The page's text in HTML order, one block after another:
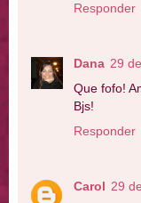
Responder
Dana 29
Que fofo!
Bjs!
Responder
Carol 29